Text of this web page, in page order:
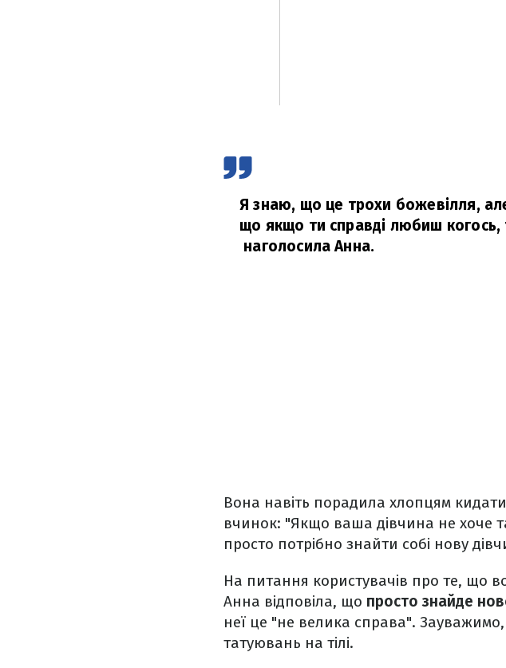
Я знаю, що це трохи божевілля,
що якщо ти справді любиш
наголосила Анна.
Вона навіть порадила хлопцям кидати
вчинок: "Якщо ваша дівчина не хоче
просто потрібно знайти собі нову
На питання користувачів про те, що
Анна відповіла, що просто знайде
неї це "не велика справа".
татуювань на тілі.